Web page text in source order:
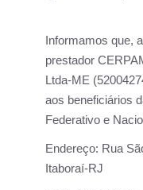
Informamos que,
prestador
Ltda-ME
aos beneficiários
Federativo e
Endereço: Rua
Itaboraí-RJ